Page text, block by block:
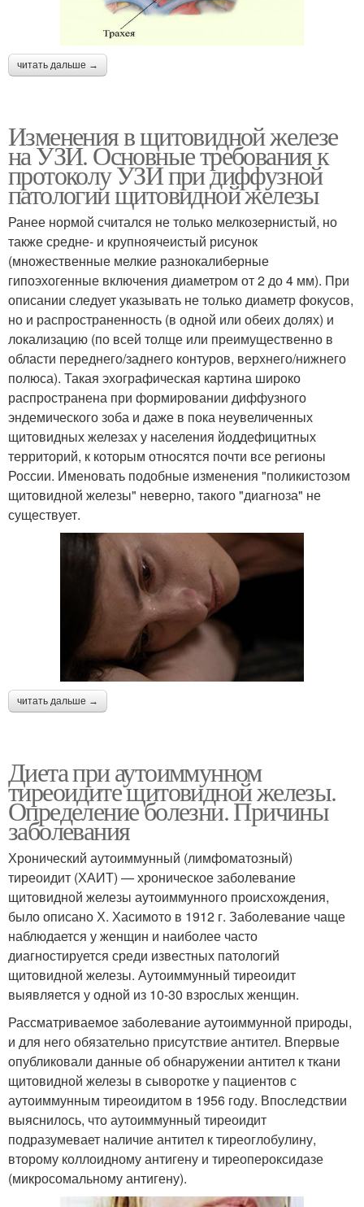
читать дальше →
Изменения в щитовидной железе
на УЗИ. Основные требования к
протоколу УЗИ при диффузной
патологии щитовидной железы
Ранее нормой считался не только мелкозернистый, но
также средне- и крупноячеистый рисунок
(множественные мелкие разнокалиберные
гипоэхогенные включения диаметром от 2 до 4 мм). При
описании следует указывать не только диаметр фокусов,
но и распространенность (в одной или обеих долях) и
локализацию (по всей толще или преимущественно в
области переднего/заднего контуров, верхнего/нижнего
полюса). Такая эхографическая картина широко
распространена при формировании диффузного
эндемического зоба и даже в пока неувеличенных
щитовидных железах у населения йоддефицитных
территорий, к которым относятся почти все регионы
России. Именовать подобные изменения "поликистозом
щитовидной железы" неверно, такого "диагноза" не
существует.
читать дальше →
Диета при аутоиммунном
тиреоидите щитовидной железы.
Определение болезни. Причины
заболевания
Хронический аутоиммунный (лимфоматозный)
тиреоидит (ХАИТ) — хроническое заболевание
щитовидной железы аутоиммунного происхождения,
было описано Х. Хасимото в 1912 г. Заболевание чаще
наблюдается у женщин и наиболее часто
диагностируется среди известных патологий
щитовидной железы. Аутоиммунный тиреоидит
выявляется у одной из 10-30 взрослых женщин.
Рассматриваемое заболевание аутоиммунной природы,
и для него обязательно присутствие антител. Впервые
опубликовали данные об обнаружении антител к ткани
щитовидной железы в сыворотке у пациентов с
аутоиммунным тиреоидитом в 1956 году. Впоследствии
выяснилось, что аутоиммунный тиреоидит
подразумевает наличие антител к тиреоглобулину,
второму коллоидному антигену и тиреопероксидазе
(микросомальному антигену).